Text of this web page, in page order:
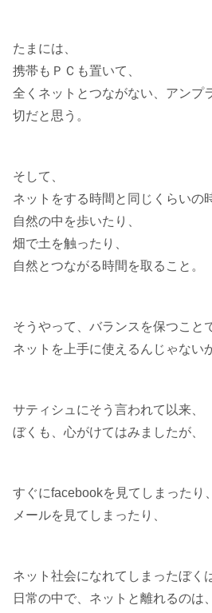
たまには、
携帯もＰＣも置いて、
全くネットとつながない、アンプ
切だと思う。
そして、
ネットをする時間と同じくらいの
自然の中を歩いたり、
畑で土を触ったり、
自然とつながる時間を取ること。
そうやって、バランスを保つこと
ネットを上手に使えるんじゃない
サティシュにそう言われて以来、
ぼくも、心がけてはみましたが、
すぐにfacebookを見てしまったり、
メールを見てしまったり、
ネット社会になれてしまったぼく
日常の中で、ネットと離れるのは